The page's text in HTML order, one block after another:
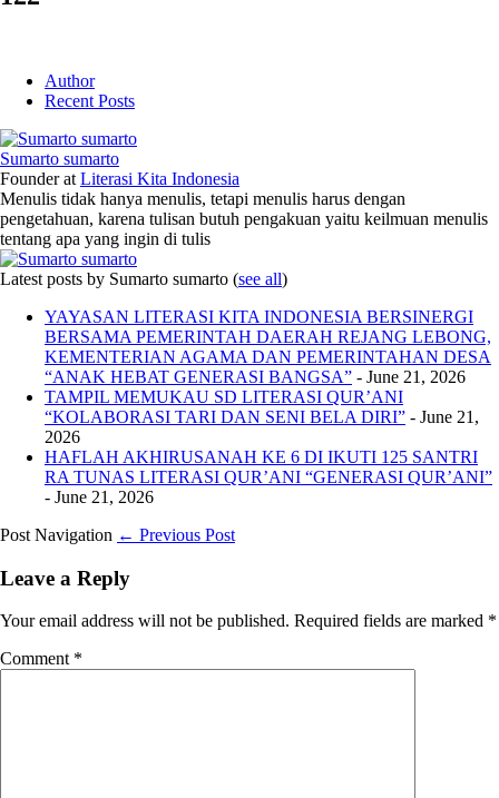
Author
Recent Posts
Sumarto sumarto
Founderat Literasi Kita Indonesia
Menulis tidak hanya menulis, tetapi menulis harus dengan
pengetahuan, karena tulisan butuh pengakuan yaitu keilmuan menulis
tentang apa yang ingin di tulis
Latest posts by Sumarto sumarto (see all)
YAYASAN LITERASI KITA INDONESIA BERSINERGI
BERSAMA PEMERINTAH DAERAH REJANG LEBONG,
KEMENTERIAN AGAMA DAN PEMERINTAHAN DESA
“ANAK HEBAT GENERASI BANGSA” - June 21, 2026
TAMPIL MEMUKAU SD LITERASI QUR’ANI
“KOLABORASI TARI DAN SENI BELA DIRI” - June 21,
2026
HAFLAH AKHIRUSANAH KE 6 DI IKUTI 125 SANTRI
RA TUNAS LITERASI QUR’ANI “GENERASI QUR’ANI”
- June 21, 2026
Post Navigation ← Previous Post
Leave a Reply
Your email address will not be published. Required fields are marked *
Comment *